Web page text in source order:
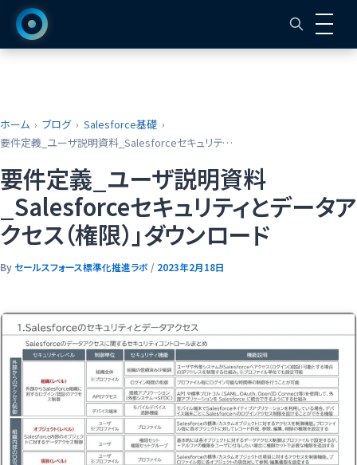
ホーム ブログ
Salesforce基礎
要件定義_ユーザ説明資料_Salesforceセキュリティとデータアクセス（権限）」ダウンロード
要件定義_ユーザ説明資料
_Salesforceセキュリティとデータア
クセス（権限）」ダウンロード
Byセールスフォース標準化推進ラボ / 2023年2月18日